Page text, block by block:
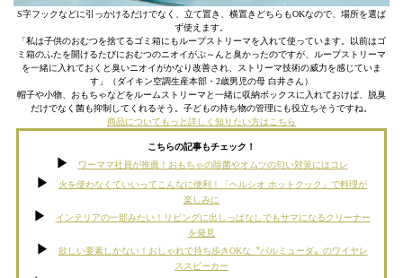
S字フックなどに引っかけるだけでなく、立て置き、横置きどちらもOKなので、場所を選ば
ず使えます。
「私は子供のおむつを捨てるゴミ箱にもループストリーマを入れて使っています。以前はゴ
ミ箱のふたを開けるたびにおむつのニオイがぷ～んと臭かったのですが、ループストリーマ
を一緒に入れておくと臭いニオイがかなり改善され、ストリーマ技術の威力を感じていま
す」（ダイキン空調生産本部・2歳男児の母 白井さん）
帽子や小物、おもちゃなどをルームストリーマと一緒に収納ボックスに入れておけば、脱臭
だけでなく菌も抑制してくれるそう。子どもの持ち物の管理にも役立ちそうですね。
商品についてもっと詳しく知りたい方はこちら
こちらの記事もチェック！
ワーママ社員が推薦！おもちゃの除菌やオムツの匂い対策にはコレ
火を使わなくていいってこんなに便利！「ヘルシオ ホットクック」で料理が
楽しみに
インテリアの一部みたい！リビングに出しっぱなしでもサマになるクリーナー
を発見
欲しい要素しかない！おしゃれで持ち歩きOKな〝バルミューダ〟のワイヤレ
ススピーカー